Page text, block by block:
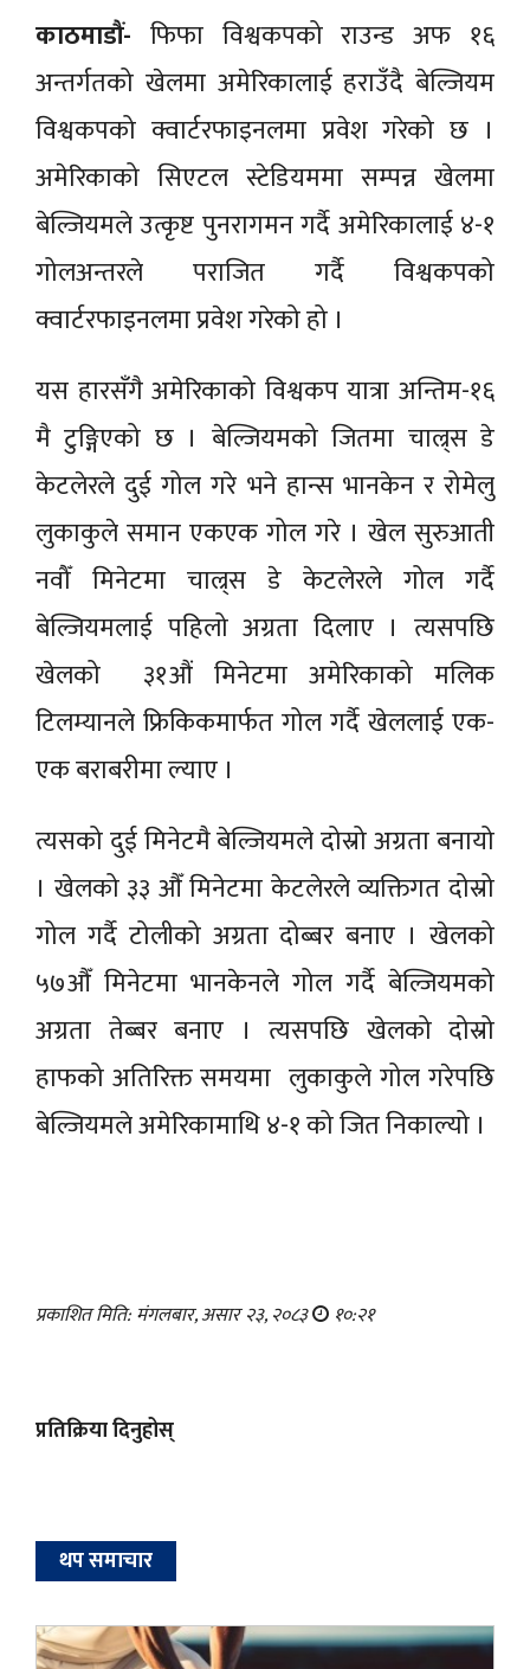
काठमाडौं- फिफा विश्वकपको राउन्ड अफ १६
अन्तर्गतको खेलमा अमेरिकालाई हराउँदै बेल्जियम
विश्वकपको क्वार्टरफाइनलमा प्रवेश गरेको छ ।
अमेरिकाको सिएटल स्टेडियममा सम्पन्न खेलमा
बेल्जियमले उत्कृष्ट पुनरागमन गर्दै अमेरिकालाई ४-१
गोलअन्तरले पराजित गर्दै विश्वकपको
क्वार्टरफाइनलमा प्रवेश गरेको हो ।
यस हारसँगै अमेरिकाको विश्वकप यात्रा अन्तिम-१६
मै टुङ्गिएको छ । बेल्जियमको जितमा चाल्र्स डे
केटलेरले दुई गोल गरे भने हान्स भानकेन र रोमेलु
लुकाकुले समान एकएक गोल गरे । खेल सुरुआती
नवौँ मिनेटमा चाल्र्स डे केटलेरले गोल गर्दै
बेल्जियमलाई पहिलो अग्रता दिलाए । त्यसपछि
खेलको ३१औं मिनेटमा अमेरिकाको मलिक
टिलम्यानले फ्रिकिकमार्फत गोल गर्दै खेललाई एक-
एक बराबरीमा ल्याए ।
त्यसको दुई मिनेटमै बेल्जियमले दोस्रो अग्रता बनायो
। खेलको ३३ औँ मिनेटमा केटलेरले व्यक्तिगत दोस्रो
गोल गर्दै टोलीको अग्रता दोब्बर बनाए । खेलको
५७औँ मिनेटमा भानकेनले गोल गर्दै बेल्जियमको
अग्रता तेब्बर बनाए । त्यसपछि खेलको दोस्रो
हाफको अतिरिक्त समयमा लुकाकुले गोल गरेपछि
बेल्जियमले अमेरिकामाथि ४-१ को जित निकाल्यो ।
प्रकाशित मिति: मंगलबार, असार २३, २०८३ १०:२१
प्रतिक्रिया दिनुहोस्
थप समाचार